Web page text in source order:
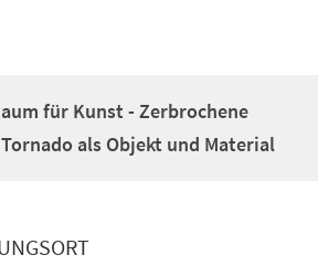
für Kunst - Zerbrochene
als Objekt und Material